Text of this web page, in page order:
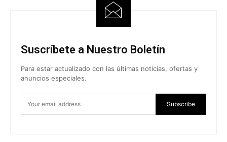
Suscríbete a Nuestro Boletín
Para estar actualizado con las últimas noticias, ofertas y
anuncios especiales.
Subscribe